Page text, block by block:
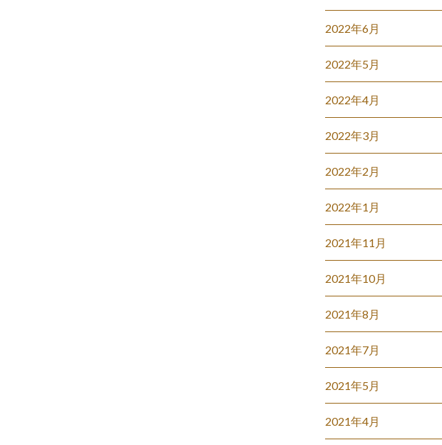
2022年6月
2022年5月
2022年4月
2022年3月
2022年2月
2022年1月
2021年11月
2021年10月
2021年8月
2021年7月
2021年5月
2021年4月